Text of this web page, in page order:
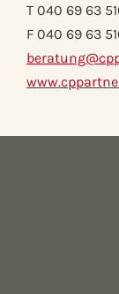
T 040 69 63
F 040 69 63